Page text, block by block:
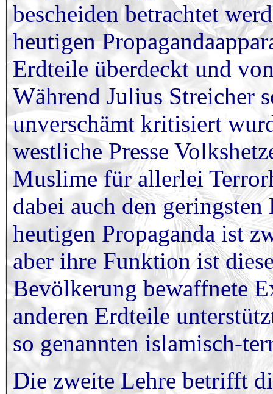
bescheiden betrachtet
heutigen
Erdteile überdeckt und
Während Julius Streicher
unverschämt kritisiert
westliche Presse
Muslime für allerlei
dabei auch den
heutigen Propaganda ist
aber ihre Funktion ist
Bevölkerung bewaffnete
anderen Erdteile
so genannten islamisch-
Die zweite Lehre betrifft